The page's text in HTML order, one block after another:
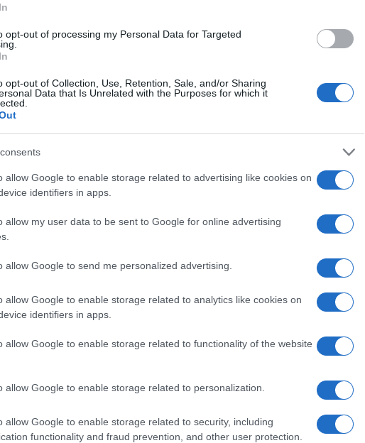
opt-out of processing my Personal Data for Targeted
opt-out of Collection, Use, Retention, Sale, and/or Sharing
Data that Is Unrelated with the Purposes for which it
allow Google to enable storage related to advertising like cookies on
identifiers in apps.
allow my user data to be sent to Google for online advertising
allow Google to send me personalized advertising.
allow Google to enable storage related to analytics like cookies on
identifiers in apps.
allow Google to enable storage related to functionality of the website
allow Google to enable storage related to personalization.
allow Google to enable storage related to security, including
functionality and fraud prevention, and other user protection.
delLada Granta
ARTÍCULO SIGUIENTE
Guía
garantía